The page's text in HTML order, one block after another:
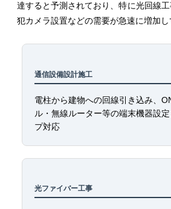
達すると予測されており、特に光回線
犯カメラ設置などの需要が急速に増加し
通信設備設計施工
電柱から建物への回線引き込み、
ル・無線ルーター等の端末機器設
プ対応
光ファイバー工事